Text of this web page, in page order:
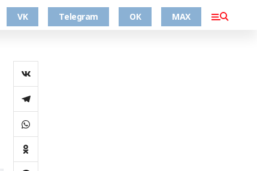
VK Telegram ОК MAX